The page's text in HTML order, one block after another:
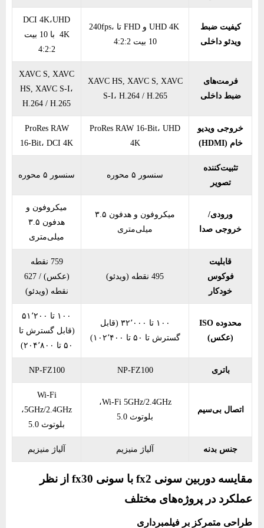
کیفیت ضبط
ویدئو داخلی
UHD 4K و FHD تا 240fps،
10 بیت 4:2:2
DCI 4K،UHD
4K با 10 بیت
4:2:2
فرمت‌های
ضبط داخلی
XAVC HS, XAVC S, XAVC
S-I، H.264 / H.265
XAVC S, XAVC
HS, XAVC S-I،
H.264 / H.265
خروجی ویدیو
خام (HDMI)
ProRes RAW 16-Bit، UHD
4K
ProRes RAW
16-Bit، DCI 4K
تثبیت‌کننده
تصویر
سنسور ۵ محوره سنسور ۵ محوره
ورودی/
خروجی صدا
میکروفون و هدفون ۳.۵
میلی‌متری
میکروفون و
هدفون ۳.۵
میلی‌متری
قابلیت
فوکوس
خودکار
495 نقطه (ویدئو)
759 نقطه
(عکس) / 627
نقطه (ویدئو)
محدوده ISO
(عکس)
۱۰۰ تا ۳۲٬۰۰۰ (قابل
گسترش تا ۵۰ تا ۱۰۲٬۴۰۰)
۱۰۰ تا ۵۱٬۲۰۰
(قابل گسترش تا
۵۰ تا ۲۰۴٬۸۰۰)
باتری NP-FZ100
NP-FZ100
اتصال بی‌سیم
Wi-Fi 5GHz/2.4GHz،
بلوتوث 5.0
Wi-Fi
5GHz/2.4GHz،
بلوتوث 5.0
جنس بدنه آلیاژ منیزیم آلیاژ منیزیم
مقایسه دوربین سونی fx2 با سونی fx30 از نظر
عملکرد در پروژه‌های مختلف
طراحی متمرکز بر فیلمبرداری